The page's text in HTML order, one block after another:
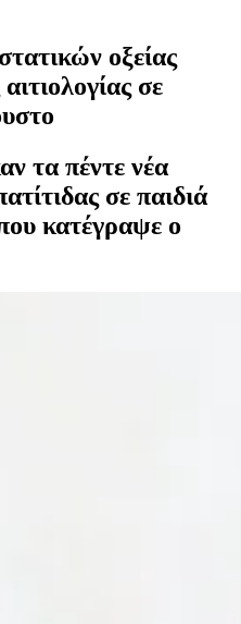
οξείας
σε
τα πέντε νέα
σε παιδιά
κατέγραψε ο